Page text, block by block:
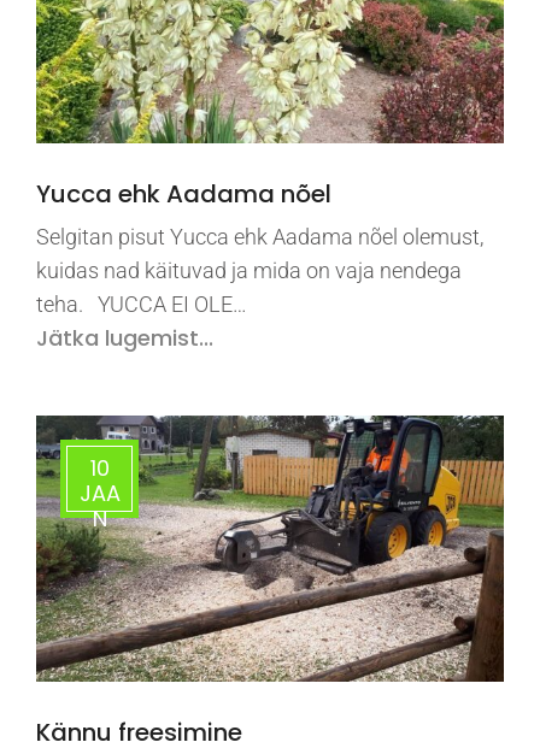
Yucca ehk Aadama nõel
Selgitan pisut Yucca ehk Aadama nõel olemust,
kuidas nad käituvad ja mida on vaja nendega
teha. YUCCA EI OLE…
Jätka lugemist...
10
JAA
N
Kännu freesimine